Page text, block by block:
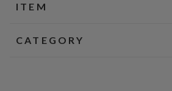
ITEM
CATEGORY